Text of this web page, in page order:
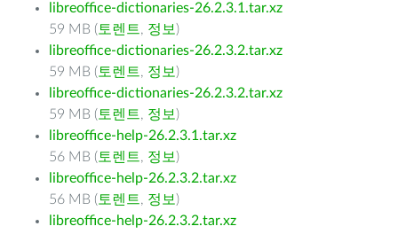
libreoffice-dictionaries-26.2.3.1.tar.xz
59 MB ( 토렌트, 정보 )
libreoffice-dictionaries-26.2.3.2.tar.xz
59 MB ( 토렌트, 정보 )
libreoffice-dictionaries-26.2.3.2.tar.xz
59 MB ( 토렌트, 정보 )
libreoffice-help-26.2.3.1.tar.xz
56 MB ( 토렌트, 정보 )
libreoffice-help-26.2.3.2.tar.xz
56 MB ( 토렌트, 정보 )
libreoffice-help-26.2.3.2.tar.xz